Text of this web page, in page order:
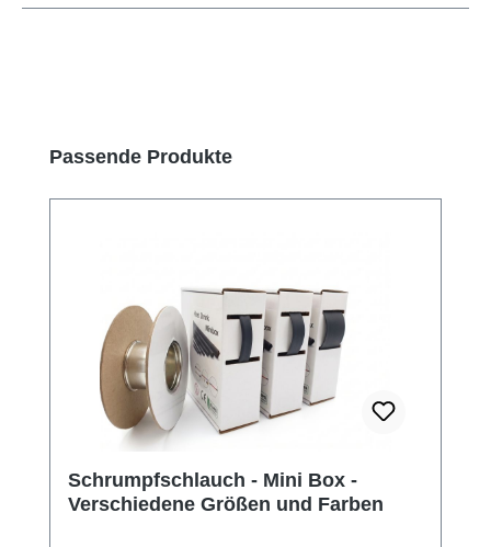
Produktgalerie überspringen
Passende Produkte
Schrumpfschlauch - Mini Box -
Verschiedene Größen und Farben